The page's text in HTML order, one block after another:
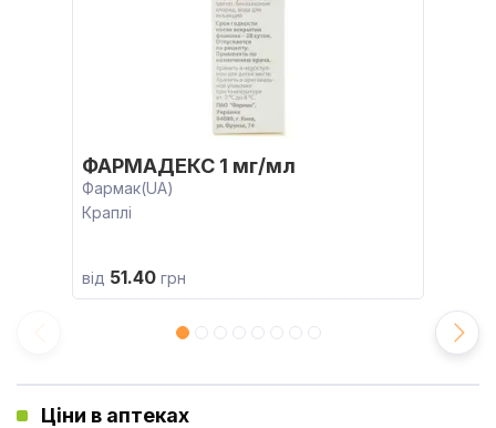
ФАРМАДЕКС 1 мг/мл
Фармак(UA)
Краплі
від 51.40 грн
Ціни в аптеках